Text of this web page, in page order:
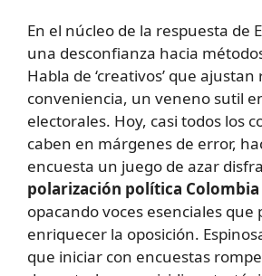
En el núcleo de la respuesta de
una desconfianza hacia
Habla de ‘creativos’ que ajustan
conveniencia, un veneno sutil
electorales. Hoy, casi todos los
caben en márgenes de error,
encuesta un juego de azar
polarización política Colombia
opacando voces esenciales que
enriquecer la oposición.
que iniciar con encuestas